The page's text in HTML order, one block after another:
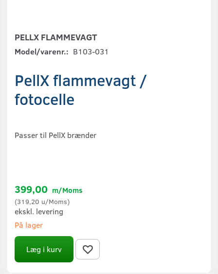
PELLX FLAMMEVAGT
Model/varenr.: B103-031
PellX flammevagt /
fotocelle
Passer til PellX brænder
399,00 m/Moms
(319,20 u/Moms)
ekskl. levering
På lager
Læg i kurv